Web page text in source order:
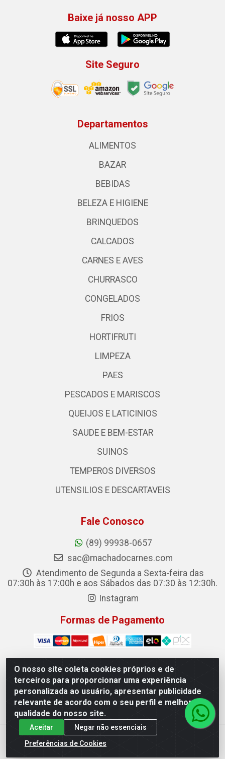
O nosso site coleta cookies próprios e de
terceiros para proporcionar uma experiência
personalizada ao usuário, apresentar publicidade
relevante de acordo com o seu perfil e melhorar a
qualidade do nosso site.
Aceitar
Negar não essenciais
Preferências de Cookies
Baixe já nosso APP
Site Seguro
Departamentos
ALIMENTOS
BAZAR
BEBIDAS
BELEZA E HIGIENE
BRINQUEDOS
CALCADOS
CARNES E AVES
CHURRASCO
CONGELADOS
FRIOS
HORTIFRUTI
LIMPEZA
PAES
PESCADOS E MARISCOS
QUEIJOS E LATICINIOS
SAUDE E BEM-ESTAR
SUINOS
TEMPEROS DIVERSOS
UTENSILIOS E DESCARTAVEIS
Fale Conosco
(89) 99938-0657
sac@machadocarnes.com
Atendimento de Segunda a Sexta-feira das
07:30h às 17:00h e aos Sábados das 07:30 às 12:30h.
Instagram
Formas de Pagamento
Machado Carnes Distribuidora de Alimentos LTDA -
Logradouro: Avenida Candido Aleixo, 148 - Centro - Oeiras/PI
- CEP 64.500-000 - 31.391.008/0001-50